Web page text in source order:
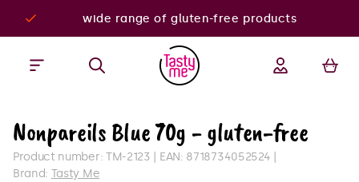
wide range of gluten-free products
Nonpareils Blue 70g - gluten-free
Product number: TM-2123 EAN: 8718734052524
Brand: Tasty Me